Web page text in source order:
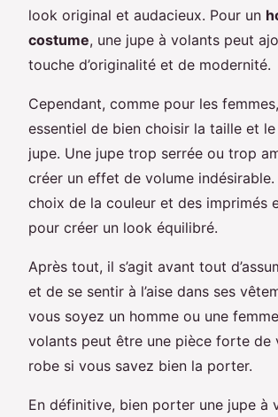
look original et audacieux. Pour un
costume, une jupe à volants peut
touche d’originalité et de modernité.
Cependant, comme pour les
essentiel de bien choisir la taille et
jupe. Une jupe trop serrée ou trop
créer un effet de volume indésirable.
choix de la couleur et des imprimés
pour créer un look équilibré.
Après tout, il s’agit avant tout
et de se sentir à l’aise dans ses
vous soyez un homme ou une
volants peut être une pièce forte de
robe si vous savez bien la porter.
En définitive, bien porter une jupe à